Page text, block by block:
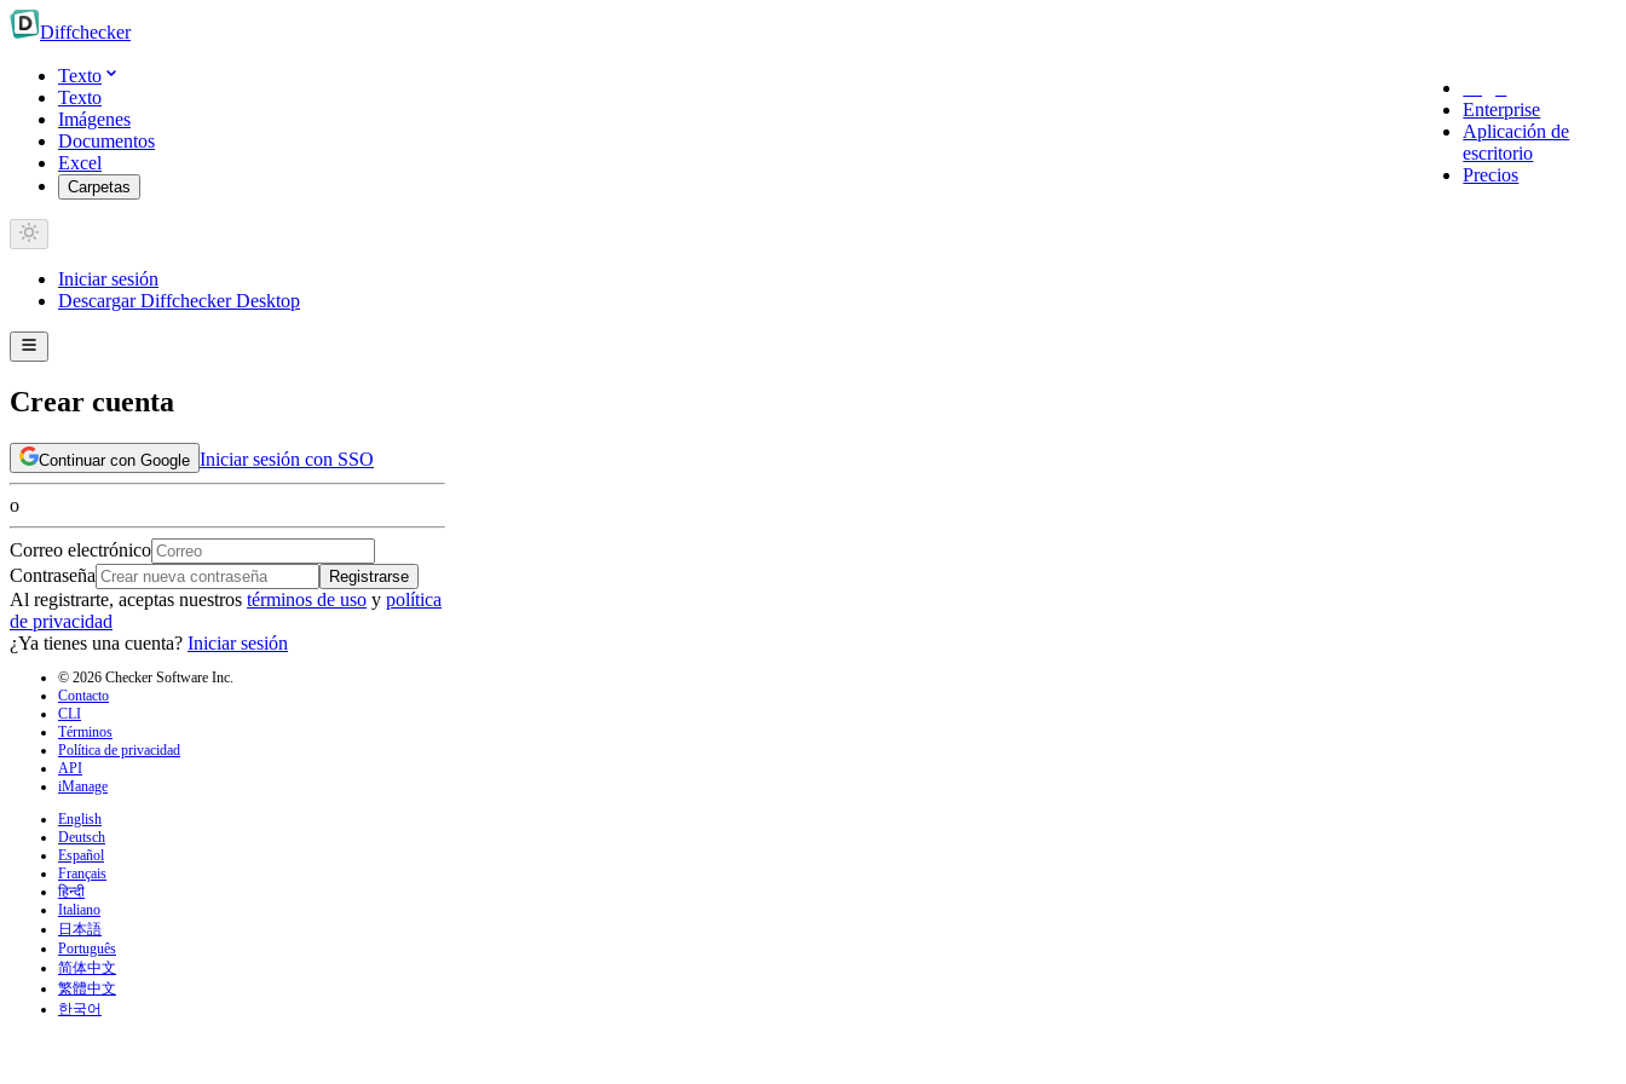
Diffchecker
Texto
Texto
Imágenes
Documentos
Excel
Carpetas
Enterprise
Aplicación de
escritorio
Precios
Iniciar sesión
Descargar Diffchecker Desktop
Crear cuenta
Continuar con Google Iniciar sesión con SSO
o
Correo electrónico
Contraseña
Registrarse
Al registrarte, aceptas nuestros términos de uso y política
de privacidad
¿Ya tienes una cuenta? Iniciar sesión
© 2026 Checker Software Inc.
Contacto
CLI
Términos
Política de privacidad
API
iManage
English
Deutsch
Español
Français
हिन्दी
Italiano
日本語
Português
简体中文
繁體中文
한국어